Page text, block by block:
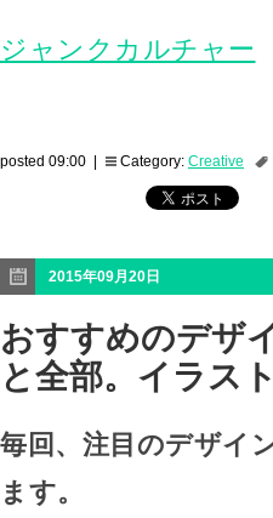
ジャンクカルチャー
posted 09:00 | Category: Creative
2015年09月20日
おすすめのデザ
と全部。イラス
毎回、注目のデザイ
ます。